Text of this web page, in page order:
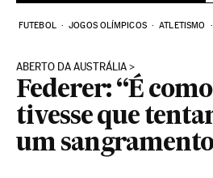
FUTEBOL JOGOS OLÍMPICOS ATLETISMO
ABERTO DA AUSTRÁLIA
Federer: “É
tivesse que
um